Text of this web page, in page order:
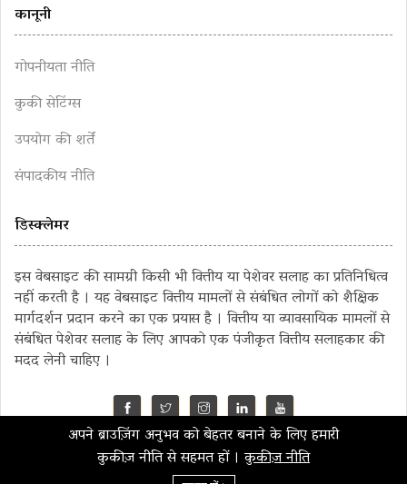
कानूनी
गोपनीयता नीति
कुकी सेटिंग्स
उपयोग की शर्तें
संपादकीय नीति
डिस्क्लेमर
इस वेबसाइट की सामग्री किसी भी वित्तीय या पेशेवर सलाह का प्रतिनिधित्व
नहीं करती है । यह वेबसाइट वित्तीय मामलों से संबंधित लोगों को शैक्षिक
मार्गदर्शन प्रदान करने का एक प्रयास है । वित्तीय या व्यावसायिक मामलों से
संबंधित पेशेवर सलाह के लिए आपको एक पंजीकृत वित्तीय सलाहकार की
मदद लेनी चाहिए ।
©2023 MahaMoney
अपने ब्राउज़िंग अनुभव को बेहतर बनाने के लिए हमारी
कुकीज़ नीति से सहमत हों । कुकीज़ नीति